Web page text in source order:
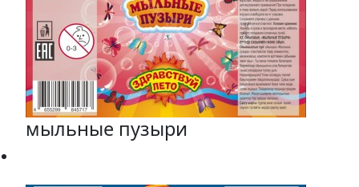
мыльные пузыри